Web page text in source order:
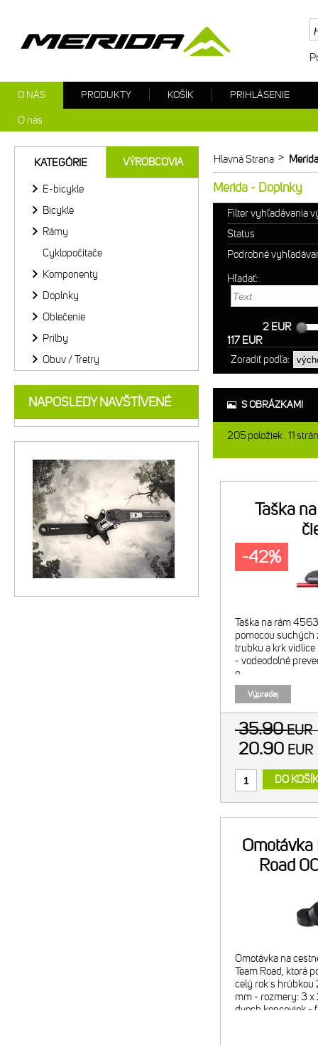
Hlavná Strana >
Merida - Doplnky
Filter vyhľadávania
Status
Podrobné
Hľadať:
2 EUR
117 EUR
Zoradiť podľa:
S OBRÁZKAMI
205položiek 11
Taška
Taška na rám
pomocou suchých
trubku a krk
- vodeodolné
g
Výpredaj
-42%
35.90EUR
20.90 EUR
DO
Omotávka
Road
Omotávka na
Team Road, ktorá
celý rok s
mm - rozmery: 3
dvoch koncoviek -
KATEGÓRIE VÝROBCOVIA
E-bicykle
Bicykle
Rámy
Cyklopočítače
Komponenty
Doplnky
Oblečenie
Prilby
Obuv / Tretry
NAPOSLEDY NAVŠTÍVENÉ
O NÁS
O nás
PRODUKTY KOŠÍK PRIHLÁSENIE